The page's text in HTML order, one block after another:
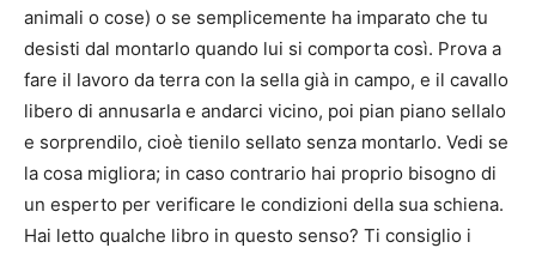
animali o cose) o se semplicemente ha imparato che tu
desisti dal montarlo quando lui si comporta così. Prova a
fare il lavoro da terra con la sella già in campo, e il cavallo
libero di annusarla e andarci vicino, poi pian piano sellalo
e sorprendilo, cioè tienilo sellato senza montarlo. Vedi se
la cosa migliora; in caso contrario hai proprio bisogno di
un esperto per verificare le condizioni della sua schiena.
Hai letto qualche libro in questo senso? Ti consiglio i